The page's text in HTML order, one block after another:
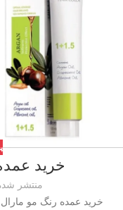
خرید
منتشر
خرید عمده رنگ مو